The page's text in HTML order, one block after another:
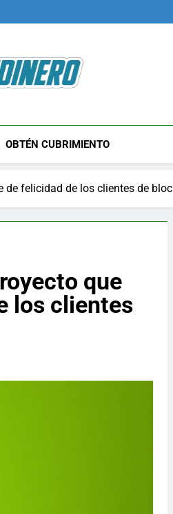
OBTÉN CUBRIMIENTO
de felicidad de los clientes de
que
los clientes